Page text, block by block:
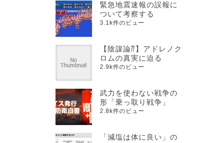
緊急地震速報の誤報に
ついて考察する
3.1k件のビュー
【陰謀論⁇】アドレノク
ロムの真実に迫る
2.9k件のビュー
武力を使わない戦争の
形「乗っ取り戦争」
2.8k件のビュー
「減塩は体に良い」の